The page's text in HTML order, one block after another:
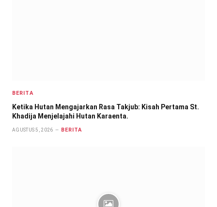
BERITA
Ketika Hutan Mengajarkan Rasa Takjub: Kisah Pertama St.
Khadija Menjelajahi Hutan Karaenta.
AGUSTUS 5, 2026 BERITA